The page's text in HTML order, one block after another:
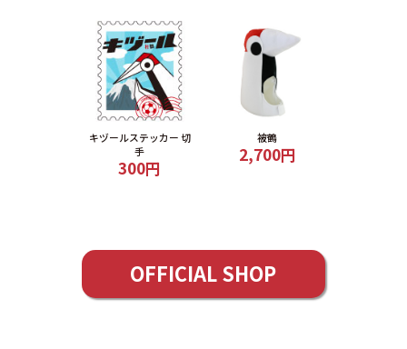
キヅールステッカー 切
手
300円
被鶴
2,700円
OFFICIAL SHOP